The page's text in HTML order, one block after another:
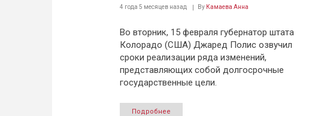
4 года 5 месяцевназад By Камаева Анна
Во вторник, 15 февраля губернатор штата
Колорадо (США) Джаред Полис озвучил
сроки реализации ряда изменений,
представляющих собой долгосрочные
государственные цели.
Подробнее